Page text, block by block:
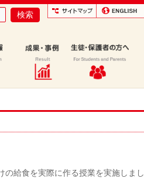
給食を実際に作る授業を実施しまし